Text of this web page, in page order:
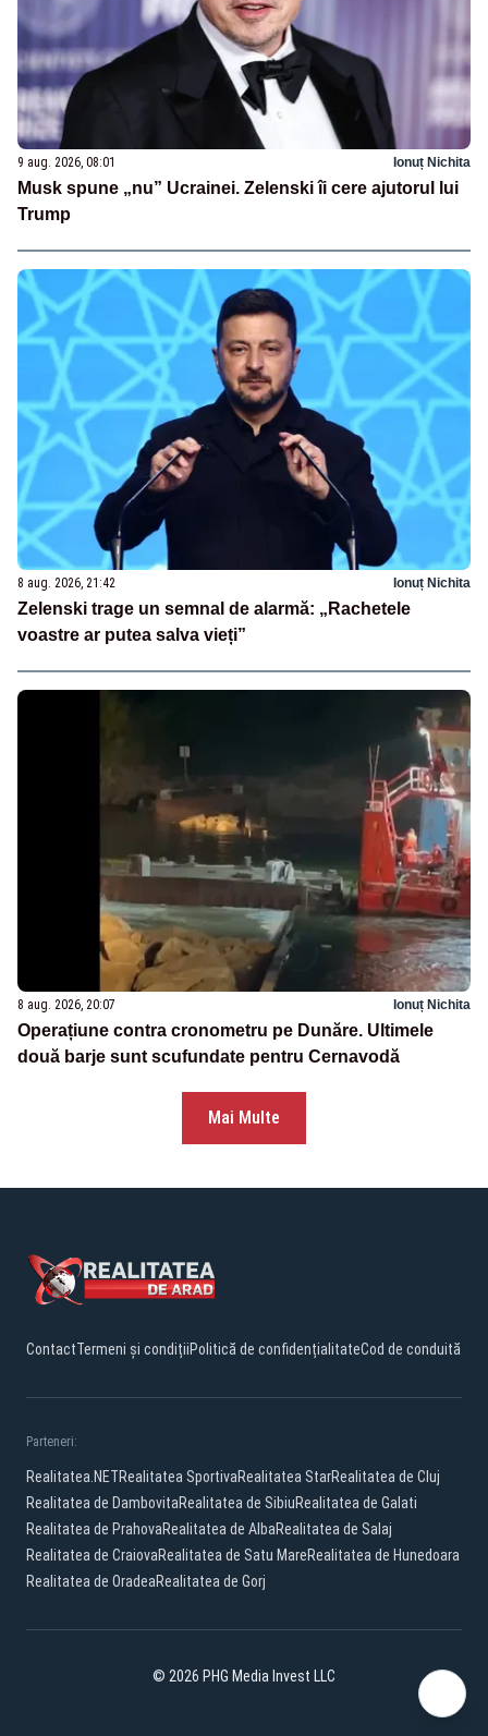
9 aug. 2026, 08:01 Ionuț Nichita
Musk spune „nu” Ucrainei. Zelenski îi cere ajutorul lui
Trump
8 aug. 2026, 21:42 Ionuț Nichita
Zelenski trage un semnal de alarmă: „Rachetele
voastre ar putea salva vieți”
8 aug. 2026, 20:07 Ionuț Nichita
Operațiune contra cronometru pe Dunăre. Ultimele
două barje sunt scufundate pentru Cernavodă
Mai Multe
ContactTermeni și condițiiPolitică de confidențialitateCod de conduită
Parteneri:
Realitatea.NETRealitatea SportivaRealitatea StarRealitatea de Cluj
Realitatea de DambovitaRealitatea de SibiuRealitatea de Galati
Realitatea de PrahovaRealitatea de AlbaRealitatea de Salaj
Realitatea de CraiovaRealitatea de Satu MareRealitatea de Hunedoara
Realitatea de OradeaRealitatea de Gorj
© 2026 PHG Media Invest LLC